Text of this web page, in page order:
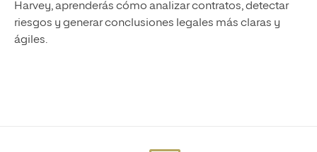
Harvey, aprenderás cómo analizar contratos, detectar
riesgos y generar conclusiones legales más claras y
ágiles.